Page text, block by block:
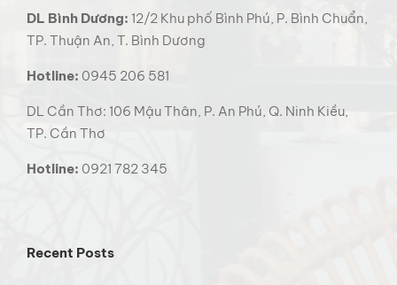
DL Bình Dương: 12/2 Khu phố Bình Phú, P. Bình Chuẩn,
TP. Thuận An, T. Bình Dương
Hotline: 0945 206 581
DL Cần Thơ: 106 Mậu Thân, P. An Phú, Q. Ninh Kiều,
TP. Cần Thơ
Hotline: 0921 782 345
Recent Posts